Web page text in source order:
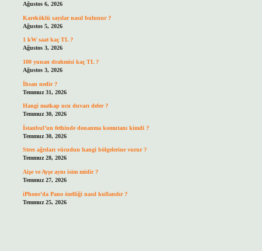
Ağustos 6, 2026
Kareköklü sayılar nasıl bulunur ?
Ağustos 5, 2026
1 kW saat kaç TL ?
Ağustos 3, 2026
100 yunan drahmisi kaç TL ?
Ağustos 3, 2026
İhsan nedir ?
Temmuz 31, 2026
Hangi matkap ucu duvarı deler ?
Temmuz 30, 2026
İstanbul’un fethinde donanma komutanı kimdi ?
Temmuz 30, 2026
Stres ağrıları vücudun hangi bölgelerine vurur ?
Temmuz 28, 2026
Aişe ve Ayşe aynı isim midir ?
Temmuz 27, 2026
iPhone’da Pano özelliği nasıl kullanılır ?
Temmuz 25, 2026